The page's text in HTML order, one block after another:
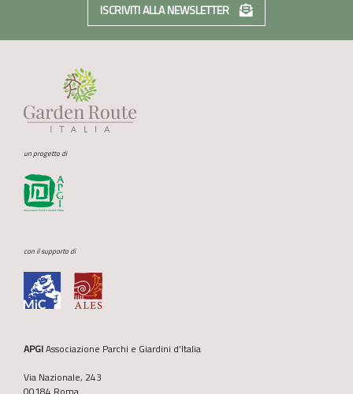
ISCRIVITI ALLA NEWSLETTER
un progetto di
con il supporto di
APGIAssociazione Parchi e Giardini d’Italia
Via Nazionale, 243